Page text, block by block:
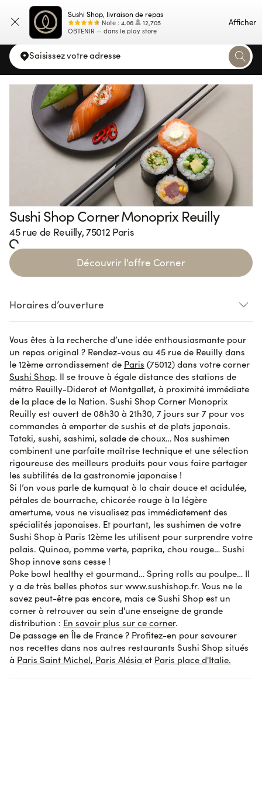
Sushi Shop, livraison de repas
Note : 4.06
12,705
OBTENIR — dans le play store
Afficher
Carte
Saisissez votre adresse
Sushi Shop Corner Monoprix Reuilly
45 rue de Reuilly, 75012 Paris
Découvrir l'offre Corner
Horaires d’ouverture
Loading... Loading...
L’heure limite de commande en ligne peut être jusqu’à 30 minutes avant
la fermeture du shop pour permettre sa préparation par nos équipes.
Vous êtes à la recherche d’une idée enthousiasmante pour
un repas original ? Rendez-vous au 45 rue de Reuilly dans
le 12ème arrondissement de Paris (75012) dans votre corner
Sushi Shop. Il se trouve à égale distance des stations de
métro Reuilly-Diderot et Montgallet, à proximité immédiate
de la place de la Nation. Sushi Shop Corner Monoprix
Reuilly est ouvert de 08h30 à 21h30, 7 jours sur 7 pour vos
commandes à emporter de sushis et de plats japonais.
Tataki, sushi, sashimi, salade de choux… Nos sushimen
combinent une parfaite maîtrise technique et une sélection
rigoureuse des meilleurs produits pour vous faire partager
les subtilités de la gastronomie japonaise !
Si l’on vous parle de kumquat à la chair douce et acidulée,
pétales de bourrache, chicorée rouge à la légère
amertume, vous ne visualisez pas immédiatement des
spécialités japonaises. Et pourtant, les sushimen de votre
Sushi Shop à Paris 12ème les utilisent pour surprendre votre
palais. Quinoa, pomme verte, paprika, chou rouge… Sushi
Shop innove sans cesse !
Poke bowl healthy et gourmand… Spring rolls au poulpe… Il
y a de très belles photos sur www.sushishop.fr. Vous ne le
savez peut-être pas encore, mais ce Sushi Shop est un
corner à retrouver au sein d'une enseigne de grande
distribution : En savoir plus sur ce corner.
De passage en Île de France ? Profitez-en pour savourer
nos recettes dans nos autres restaurants Sushi Shop situés
à Paris Saint Michel, Paris Alésia et Paris place d'Italie.